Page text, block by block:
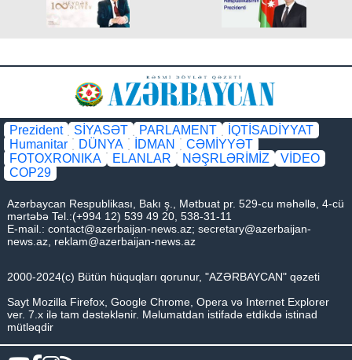
Prezident SİYASƏT PARLAMENT
İQTİSADİYYAT
Humanitar
DÜNYA İDMAN
CƏMİYYƏT
FOTOXRONIKA
ELANLAR NƏŞRLƏRİMİZ
VİDEO
COP29
Azərbaycan Respublikası, Bakı ş., Mətbuat pr. 529-cu məhəllə, 4-cü
mərtəbə Tel.:(+994 12) 539 49 20, 538-31-11
E-mail.: contact@azerbaijan-news.az; secretary@azerbaijan-
news.az reklam@azerbaijan-news.az
2000-2024(c) Bütün hüquqları qorunur, "AZƏRBAYCAN" qəzeti
Sayt Mozilla Firefox, Google Chrome, Opera və Internet Explorer
ver. 7.x ilə tam dəstəklənir. Məlumatdan istifadə etdikdə istinad
mütləqdir